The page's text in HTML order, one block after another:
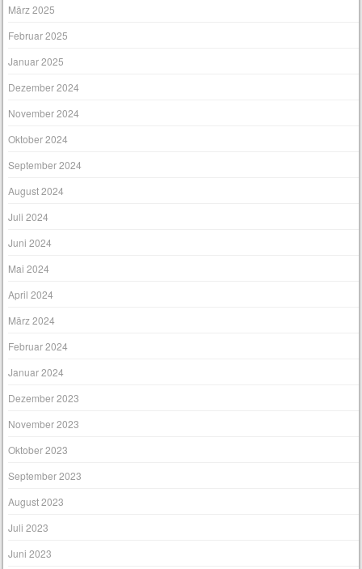
März 2025
Februar 2025
Januar 2025
Dezember 2024
November 2024
Oktober 2024
September 2024
August 2024
Juli 2024
Juni 2024
Mai 2024
April 2024
März 2024
Februar 2024
Januar 2024
Dezember 2023
November 2023
Oktober 2023
September 2023
August 2023
Juli 2023
Juni 2023